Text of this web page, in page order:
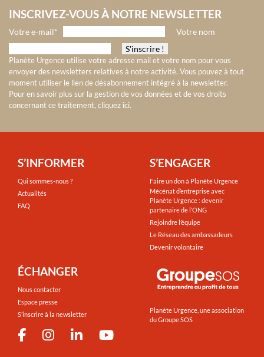
INSCRIVEZ-VOUS À NOTRE NEWSLETTER
Votre e-mail* Votre nom
Planète Urgence utilise votre adresse mail et votre nom pour vous
envoyer des newsletters relatives à notre activité. Vous pouvez à tout
moment utiliser le lien de désabonnement intégré à la newsletter.
Pour en savoir plus sur la gestion de vos données et de vos droits
concernant ce traitement, cliquez ici.
S’INFORMER
Qui sommes-nous ?
Actualités
FAQ
S’ENGAGER
Faire un don à Planète Urgence
Mécénat d’entreprise avec
Planète Urgence : devenir
partenaire de l’ONG
Rejoindre l’équipe
Le Réseau des ambassadeurs
Devenir volontaire
ÉCHANGER
Nous contacter
Espace presse
S’inscrire à la newsletter
Planète Urgence, une association
du Groupe SOS